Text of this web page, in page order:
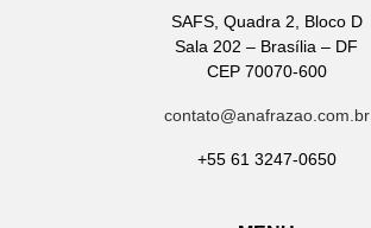
SAFS, Quadra 2, Bloco D
Sala 202 – Brasília – DF
CEP 70070-600
contato@anafrazao.com.br
+55 61 3247-0650